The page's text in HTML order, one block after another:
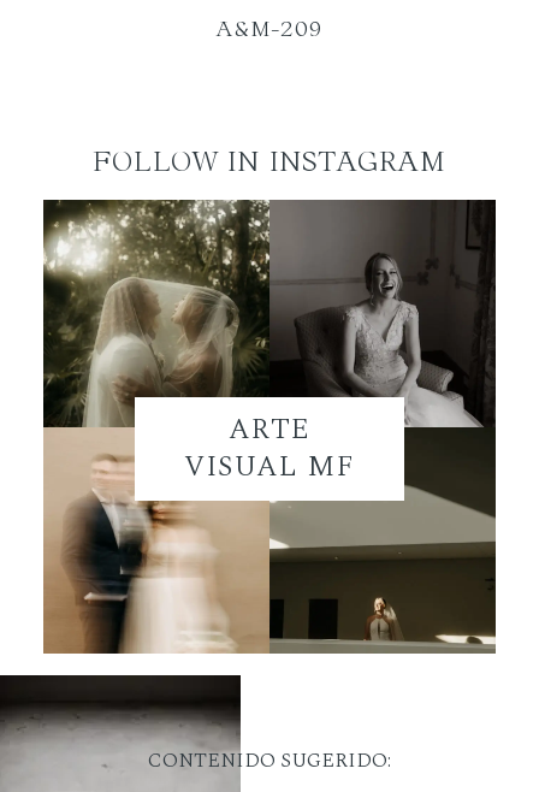
A&M-209
FOLLOW IN INSTAGRAM
ARTE
VISUAL MF
CONTENIDO SUGERIDO: